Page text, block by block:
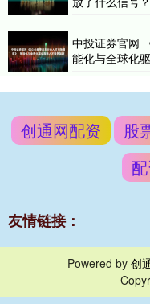
中投证券官网
能化与全球化
创通网配资 股
友情链接：
Powered by 创